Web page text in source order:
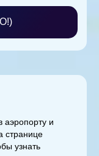
аэропорту и
странице
узнать